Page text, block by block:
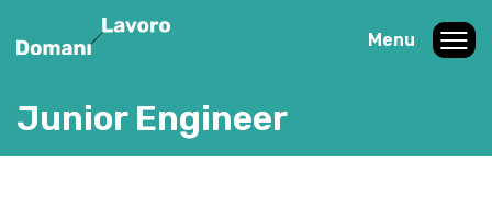
Menu
Junior Engineer